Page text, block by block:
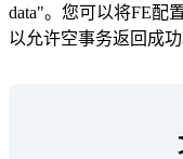
data"。您可以将FE配
以允许空事务返回成功